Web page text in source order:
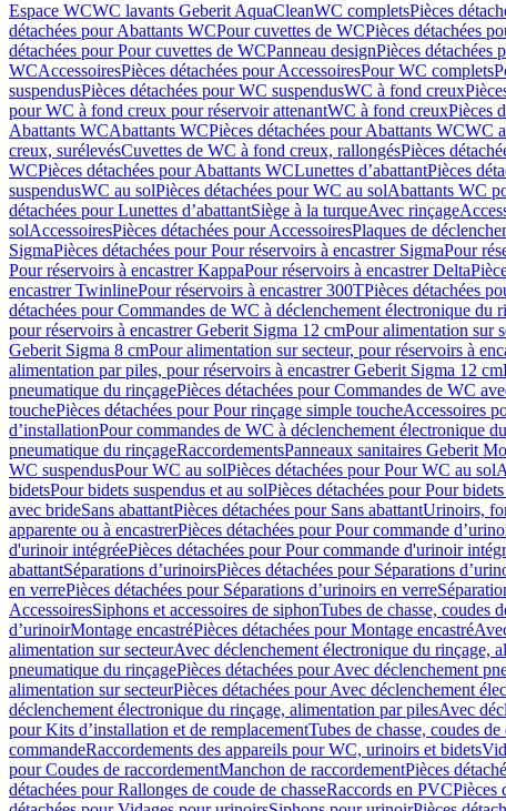
Espace WCWC lavants Geberit AquaCleanWC completsPièces
détachées pour Abattants WCPour cuvettes de WCPièces détachées
détachées pour Pour cuvettes de WCPanneau designPièces détachées
WCAccessoiresPièces détachées pour AccessoiresPour WC complets
suspendusPièces détachées pour WC suspendusWC à fond creux
pour WC à fond creux pour réservoir attenantWC à fond creuxPièces
Abattants WCAbattants WCPièces détachées pour Abattants WCWC
creux, surélevésCuvettes de WC à fond creux, rallongésPièces
WCPièces détachées pour Abattants WCLunettes d’abattantPièces
suspendusWC au solPièces détachées pour WC au solAbattants WC
détachées pour Lunettes d’abattantSiège à la turqueAvec rinçage
solAccessoiresPièces détachées pour AccessoiresPlaques de
SigmaPièces détachées pour Pour réservoirs à encastrer SigmaPour
Pour réservoirs à encastrer KappaPour réservoirs à encastrer Delta
encastrer TwinlinePour réservoirs à encastrer 300TPièces détachées
détachées pour Commandes de WC à déclenchement électronique du
pour réservoirs à encastrer Geberit Sigma 12 cmPour alimentation sur
Geberit Sigma 8 cmPour alimentation sur secteur, pour réservoirs à
alimentation par piles, pour réservoirs à encastrer Geberit Sigma 12 cm
pneumatique du rinçagePièces détachées pour Commandes de WC
touchePièces détachées pour Pour rinçage simple toucheAccessoires
d’installationPour commandes de WC à déclenchement électronique
pneumatique du rinçageRaccordementsPanneaux sanitaires Geberit
WC suspendusPour WC au solPièces détachées pour Pour WC au sol
bidetsPour bidets suspendus et au solPièces détachées pour Pour
avec brideSans abattantPièces détachées pour Sans abattantUrinoirs,
apparente ou à encastrerPièces détachées pour Pour commande
d'urinoir intégréePièces détachées pour Pour commande d'urinoir
abattantSéparations d’urinoirsPièces détachées pour Séparations
en verrePièces détachées pour Séparations d’urinoirs en verre
AccessoiresSiphons et accessoires de siphonTubes de chasse, coudes
dʼurinoirMontage encastréPièces détachées pour Montage encastré
alimentation sur secteurAvec déclenchement électronique du rinçage,
pneumatique du rinçagePièces détachées pour Avec déclenchement
alimentation sur secteurPièces détachées pour Avec déclenchement
déclenchement électronique du rinçage, alimentation par pilesAvec
pour Kits d’installation et de remplacementTubes de chasse, coudes
commandeRaccordements des appareils pour WC, urinoirs et bidets
pour Coudes de raccordementManchon de raccordementPièces
détachées pour Rallonges de coude de chasseRaccords en PVCPièces